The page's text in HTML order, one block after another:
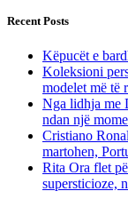
Recent Posts
Këpucët e
Koleksioni
modelet më të
Nga lidhja me
ndan një
Cristiano
martohen,
Rita Ora flet
supersticioze,